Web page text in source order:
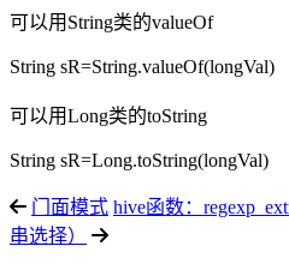
可以用String类的valueOf
String sR=String.valueOf(longVal)
可以用Long类的toString
String sR=Long.toString(longVal)
门面模式 hive函数：
串选择）